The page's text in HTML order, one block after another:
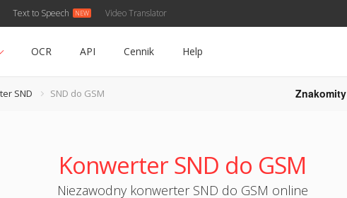
Text to Speech Video Translator
OCR API Cennik Help
SND SND do GSM Znakomity
Konwerter SND do GSM
Niezawodny konwerter SND do GSM online